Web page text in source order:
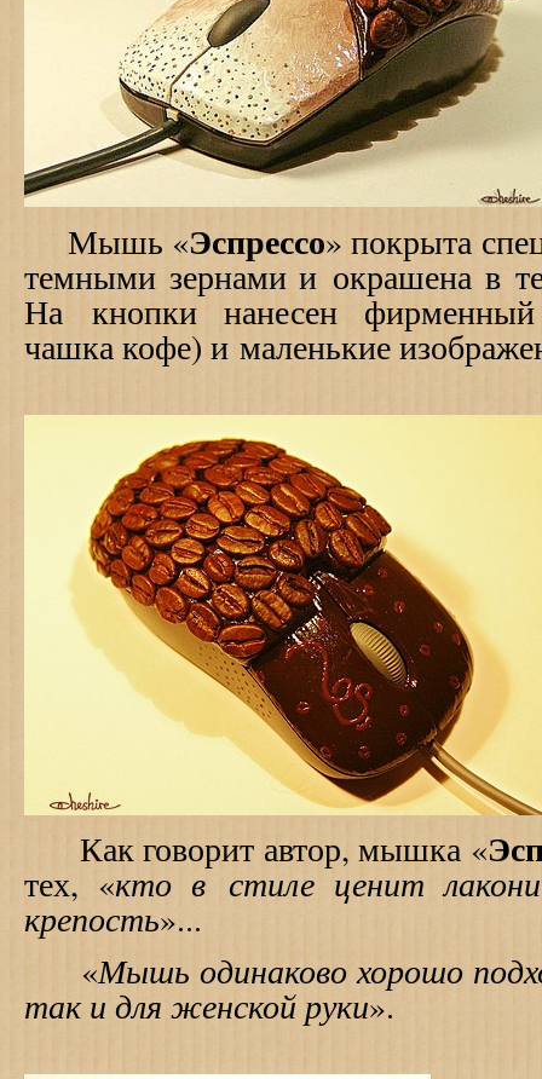
Мышь «Эспрессо» покрыта
темными зернами и окрашена в
На кнопки нанесен фирменный
чашка кофе) и маленькие
Как говорит автор, мышка «
тех, «кто в стиле ценит
крепость»...
«Мышь одинаково хорошо
так и для женской руки».